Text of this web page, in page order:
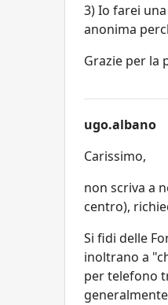
3) Io farei
anonima
Grazie per la
ugo.albano
Carissimo,
non scriva a
centro),
Si fidi delle
inoltrano a
per telefono